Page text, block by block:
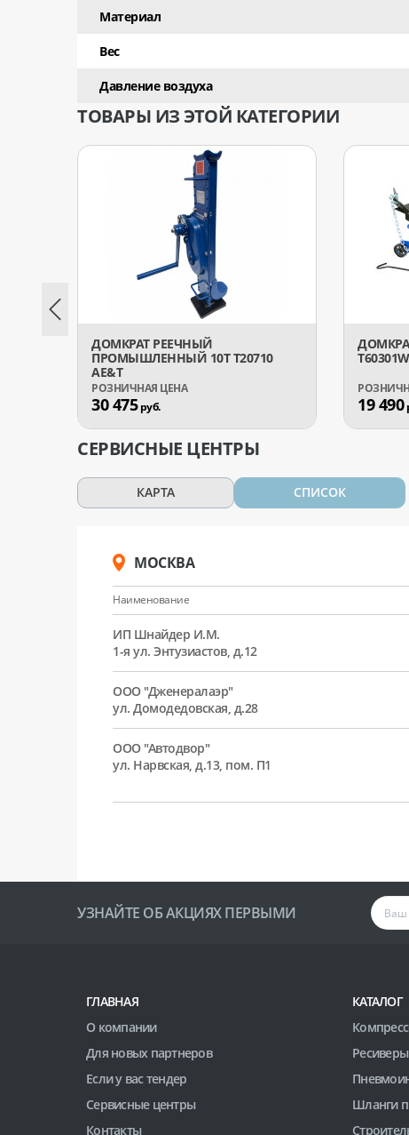
Материал
Вес
Давление воздуха
ТОВАРЫ ИЗ ЭТОЙ КАТЕГОРИИ
ДОМКРАТ РЕЕЧНЫЙ
ПРОМЫШЛЕННЫЙ 10Т T20710
AE&T
30 475руб. 19 490
СЕРВИСНЫЕ ЦЕНТРЫ
КАРТА СПИСОК
МОСКВА
Наименование
ИП Шнайдер И.М.
1-я ул. Энтузиастов, д.12
ООО "Дженералаэр"
ул. Домодедовская, д.28
ООО "Автодвор"
ул. Нарвская, д.13, пом. П1
УЗНАЙТЕ ОБ АКЦИЯХ ПЕРВЫМИ
ГЛАВНАЯ
О компании
Для новых партнеров
Если у вас тендер
Сервисные центры
Контакты
КАТАЛОГ
Шланги